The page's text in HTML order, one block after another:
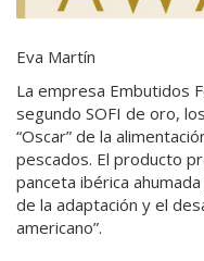
Eva Martín
La empresa Embutidos
segundo SOFI de oro,
“Oscar” de la
pescados. El producto
panceta ibérica
de la adaptación y el
americano”.